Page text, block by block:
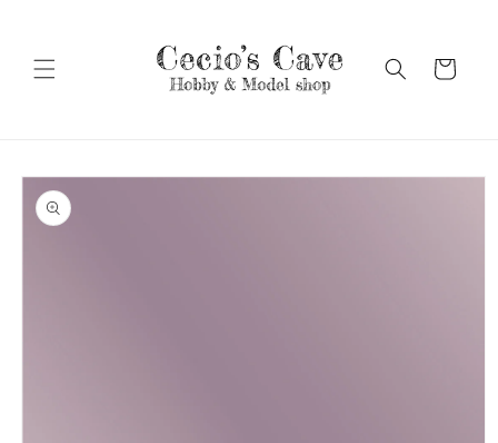
Carrello
Passa alle
informazioni
sul prodotto